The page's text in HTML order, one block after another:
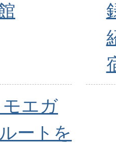
エガ
ートを